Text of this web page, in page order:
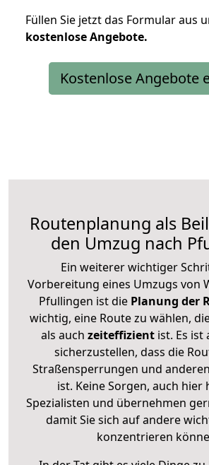
Füllen Sie jetzt das Formular aus
kostenloseAngebote.
Kostenlose Angebote
Routenplanung als
den Umzug nach
Ein weiterer wichtiger
Vorbereitung eines Umzugs von
Pfullingen ist die Planung der
wichtig, eine Route zu wählen,
als auch zeiteffizientist. Es ist
sicherzustellen, dass die
Straßensperrungen und
ist. Keine Sorgen, auch hier
Spezialisten und übernehmen
damit Sie sich auf andere
konzentrieren